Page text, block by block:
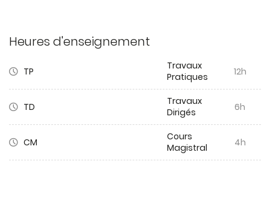
Heures d'enseignement
TP
Travaux
Pratiques
12h
TD
Travaux
Dirigés
6h
CM
Cours
Magistral
4h